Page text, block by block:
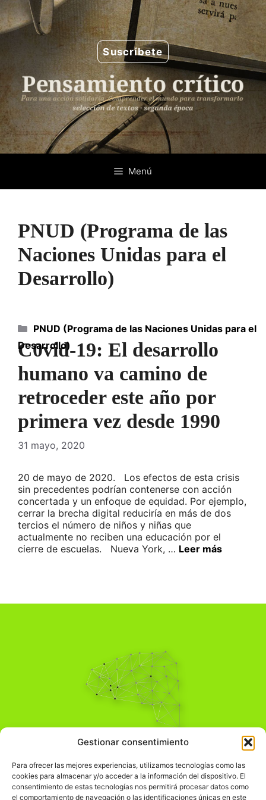
Gestionar consentimiento
Para ofrecer las mejores experiencias, utilizamos tecnologías como las
cookies para almacenar y/o acceder a la información del dispositivo. El
consentimiento de estas tecnologías nos permitirá procesar datos como
el comportamiento de navegación o las identificaciones únicas en este
Saltar
al
contenido
Suscríbete
Menú
PNUD (Programa de las
Naciones Unidas para el
Desarrollo)
C0vid-19: El desarrollo
humano va camino de
retroceder este año por
primera vez desde 1990
31 mayo, 2020
20 de mayo de 2020. Los efectos de esta crisis
sin precedentes podrían contenerse con acción
concertada y un enfoque de equidad. Por ejemplo,
cerrar la brecha digital reduciría en más de dos
tercios el número de niños y niñas que
actualmente no reciben una educación por el
cierre de escuelas. Nueva York, … Leer más
Categorías
PNUD (Programa de las Naciones Unidas para el
Desarrollo)
Pensamiento Crítico
Comprender el mundo para transformarlo.